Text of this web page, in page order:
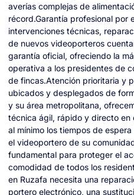
averías complejas de
récord.Garantía profesional por
intervenciones técnicas,
de nuevos videoporteros
garantía oficial, ofreciendo la
operativa a los presidentes de
de fincas.Atención prioritaria y
ubicados y desplegados de
y su área metropolitana,
técnica ágil, rápido y directo en
al mínimo los tiempos de
el videoportero de su
fundamental para proteger el
comodidad de todos los
en Ruzafa necesita una
portero electrónico, una